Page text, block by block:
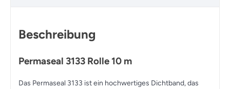
Beschreibung
Permaseal 3133 Rolle 10 m
Das Permaseal 3133 ist ein hochwertiges Dichtband, das